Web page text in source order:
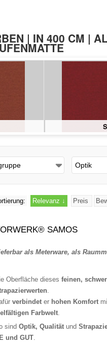
| IN 400 CM |
Optik
Relevanz ↓ Preis
SAMOS
als Meterware, als
Oberfläche dieses feinen,
.
verbindet er hohen Komfort
Farbwelt.
sind Optik, Qualität und
und GUT.